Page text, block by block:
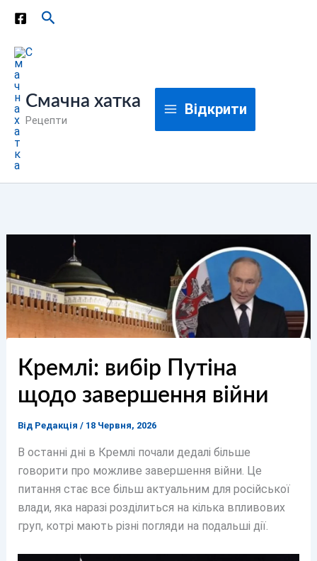
Перейти
вмісту
Пошук
Смачна хатка
Рецепти
Відкрити
Кремлі: вибір Путіна
щодо завершення війни
Від Редакція / 18 Червня, 2026
В останні дні в Кремлі почали дедалі більше
говорити про можливе завершення війни. Це
питання стає все більш актуальним для російської
влади, яка наразі розділиться на кілька впливових
груп, котрі мають різні погляди на подальші дії.